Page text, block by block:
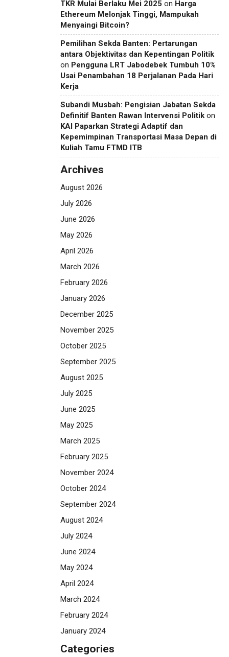
TKR Mulai Berlaku Mei 2025 on Harga
Ethereum Melonjak Tinggi, Mampukah
Menyaingi Bitcoin?
Pemilihan Sekda Banten: Pertarungan
antara Objektivitas dan Kepentingan Politik
on Pengguna LRT Jabodebek Tumbuh 10%
Usai Penambahan 18 Perjalanan Pada Hari
Kerja
Subandi Musbah: Pengisian Jabatan Sekda
Definitif Banten Rawan Intervensi Politik on
KAI Paparkan Strategi Adaptif dan
Kepemimpinan Transportasi Masa Depan di
Kuliah Tamu FTMD ITB
Archives
August 2026
July 2026
June 2026
May 2026
April 2026
March 2026
February 2026
January 2026
December 2025
November 2025
October 2025
September 2025
August 2025
July 2025
June 2025
May 2025
March 2025
February 2025
November 2024
October 2024
September 2024
August 2024
July 2024
June 2024
May 2024
April 2024
March 2024
February 2024
January 2024
Categories